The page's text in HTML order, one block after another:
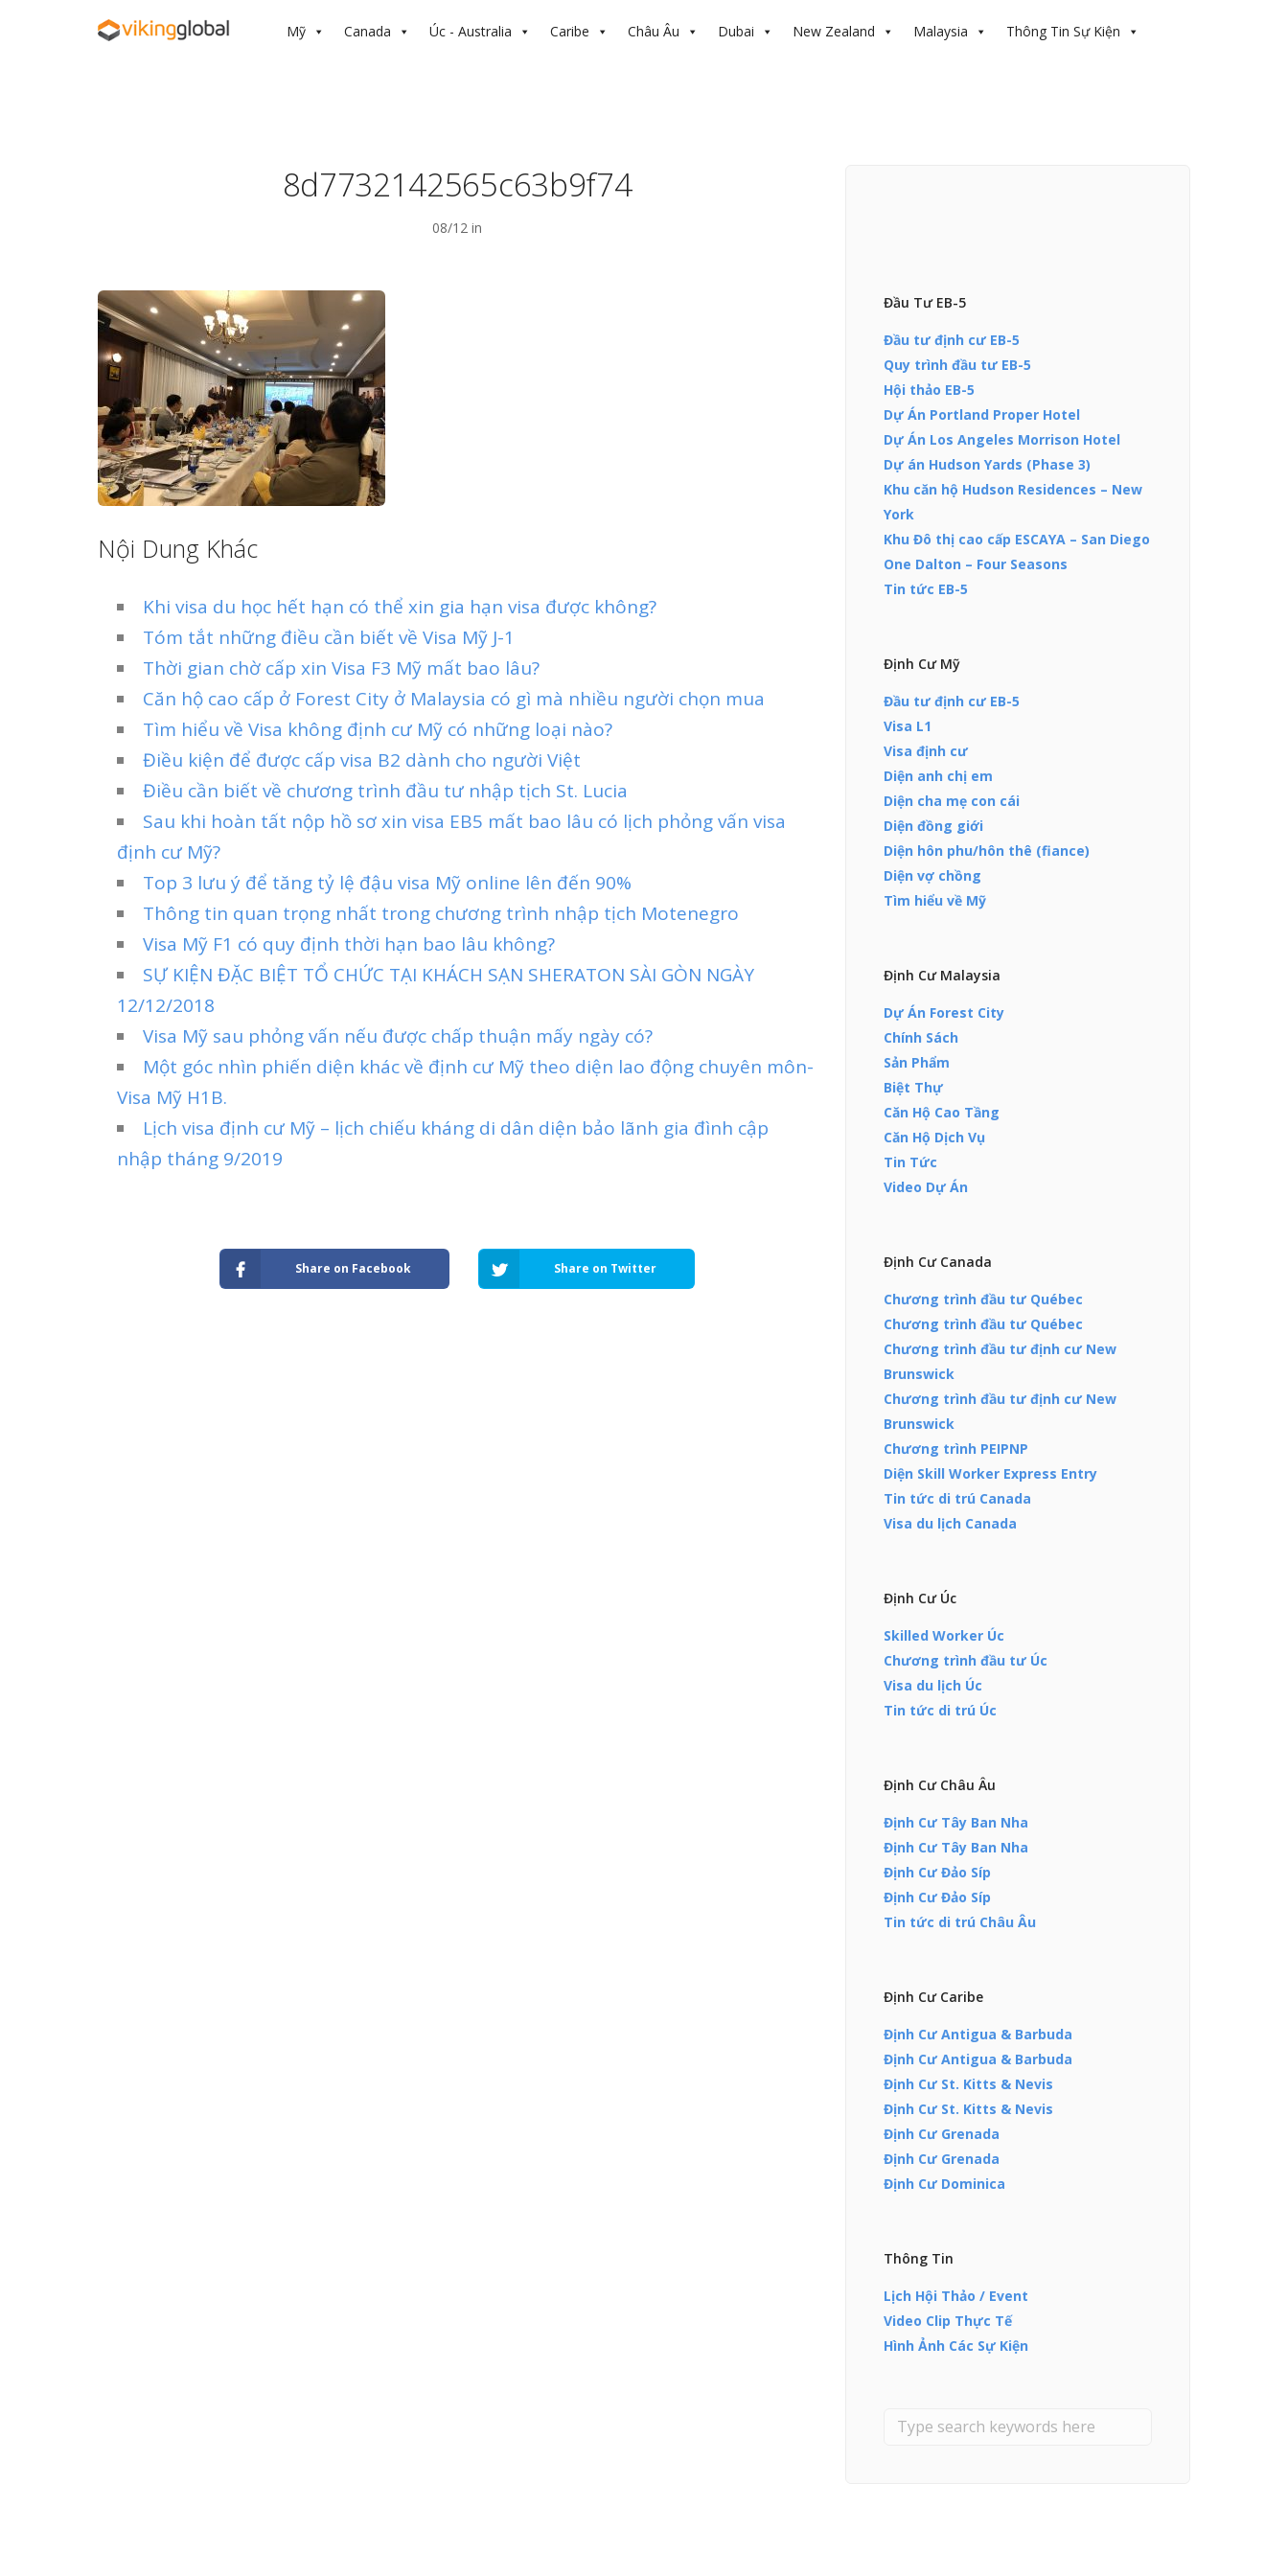
Mỹ Canada Úc - Australia Caribe Châu Âu Dubai New Zealand Malaysia Thông Tin Sự Kiện
8d7732142565c63b9f74
08/12 in
Nội Dung Khác
Khi visa du học hết hạn có thể xin gia hạn visa được không?
Tóm tắt những điều cần biết về Visa Mỹ J-1
Thời gian chờ cấp xin Visa F3 Mỹ mất bao lâu?
Căn hộ cao cấp ở Forest City ở Malaysia có gì mà nhiều người chọn mua
Tìm hiểu về Visa không định cư Mỹ có những loại nào?
Điều kiện để được cấp visa B2 dành cho người Việt
Điều cần biết về chương trình đầu tư nhập tịch St. Lucia
Sau khi hoàn tất nộp hồ sơ xin visa EB5 mất bao lâu có lịch phỏng vấn visa
định cư Mỹ?
Top 3 lưu ý để tăng tỷ lệ đậu visa Mỹ online lên đến 90%
Thông tin quan trọng nhất trong chương trình nhập tịch Motenegro
Visa Mỹ F1 có quy định thời hạn bao lâu không?
SỰ KIỆN ĐẶC BIỆT TỔ CHỨC TẠI KHÁCH SẠN SHERATON SÀI GÒN NGÀY
12/12/2018
Visa Mỹ sau phỏng vấn nếu được chấp thuận mấy ngày có?
Một góc nhìn phiến diện khác về định cư Mỹ theo diện lao động chuyên môn-
Visa Mỹ H1B.
Lịch visa định cư Mỹ – lịch chiếu kháng di dân diện bảo lãnh gia đình cập
nhập tháng 9/2019
Share on Facebook Share on Twitter
Đầu Tư EB-5
Đầu tư định cư EB-5
Quy trình đầu tư EB-5
Hội thảo EB-5
Dự Án Portland Proper Hotel
Dự Án Los Angeles Morrison Hotel
Dự án Hudson Yards (Phase 3)
Khu căn hộ Hudson Residences – New
York
Khu Đô thị cao cấp ESCAYA – San Diego
One Dalton – Four Seasons
Tin tức EB-5
Định Cư Mỹ
Đầu tư định cư EB-5
Visa L1
Visa định cư
Diện anh chị em
Diện cha mẹ con cái
Diện đồng giới
Diện hôn phu/hôn thê (fiance)
Diện vợ chồng
Tìm hiểu về Mỹ
Định Cư Malaysia
Dự Án Forest City
Chính Sách
Sản Phẩm
Biệt Thự
Căn Hộ Cao Tầng
Căn Hộ Dịch Vụ
Tin Tức
Video Dự Án
Định Cư Canada
Chương trình đầu tư Québec
Chương trình đầu tư Québec
Chương trình đầu tư định cư New
Brunswick
Chương trình đầu tư định cư New
Brunswick
Chương trình PEIPNP
Diện Skill Worker Express Entry
Tin tức di trú Canada
Visa du lịch Canada
Định Cư Úc
Skilled Worker Úc
Chương trình đầu tư Úc
Visa du lịch Úc
Tin tức di trú Úc
Định Cư Châu Âu
Định Cư Tây Ban Nha
Định Cư Tây Ban Nha
Định Cư Đảo Síp
Định Cư Đảo Síp
Tin tức di trú Châu Âu
Định Cư Caribe
Định Cư Antigua & Barbuda
Định Cư Antigua & Barbuda
Định Cư St. Kitts & Nevis
Định Cư St. Kitts & Nevis
Định Cư Grenada
Định Cư Grenada
Định Cư Dominica
Thông Tin
Lịch Hội Thảo / Event
Video Clip Thực Tế
Hình Ảnh Các Sự Kiện